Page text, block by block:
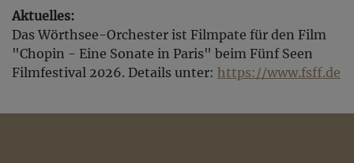
Aktuelles:
Das Wörthsee-Orchester ist Filmpate für den Film
"Chopin - Eine Sonate in Paris" beim Fünf Seen
Filmfestival 2026. Details unter: https://www.fsff.de